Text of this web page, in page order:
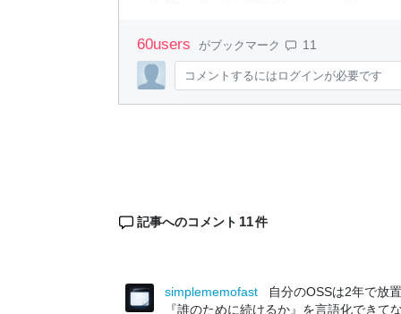
60users がブックマーク 11
コメントするにはログインが必要です
記事へのコメント 11件
simplememofast
自分のOSSは2年で放
『誰のために続けるか』を言語化できて